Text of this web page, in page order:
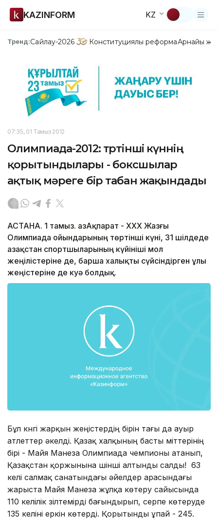
KAZINFORM KZ
Тренд:Сайлау-2026 Конституциялық реформаАрнайы
07:35, 01 Тамыз 2012
Олимпиада-2012: төртінші күннің
қорытындылары - боксшылар
ақтық мәреге бір табан жақындады
АСТАНА. 1 тамыз. ҚазАқпарат - ХХХ Жазғы
Олимпиада ойындарының төртінші күні, 31 шілдеде
Қазақстан спортшыларының күйініші мол
жеңілістеріне де, барша халықты сүйсіндірген ұлы
жеңістеріне де куә болдық.
Бұл күнгі жарқын жеңістердің бірін тағы да ауыр
атлеттер әкелді. Қазақ халқының басты үміттерінің
бірі - Майя Манеза Олимпиада чемпионы атанып,
Қазақстан қоржынына үшінші алтынды салды! 63
келі салмақ санатындағы әйелдер арасындағы
жарыста Майя Манеза жұлқа көтеру сайысында
110 келілік зілтемірді бағындырып, серпе көтеруде
135 келіні еркін көтерді. Қорытынды ұпай - 245.